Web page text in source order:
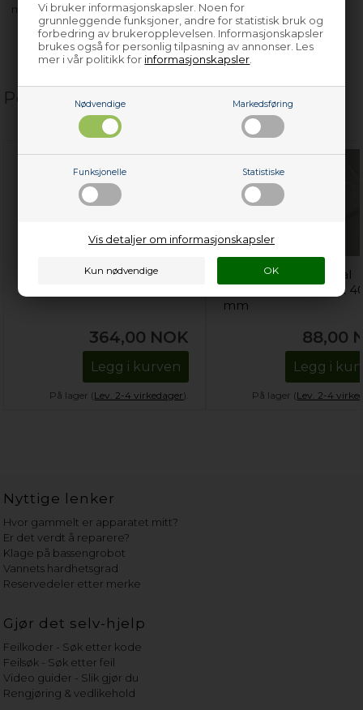
Vi bruker informasjonskapsler. Noen for
grunnleggende funksjoner, andre for statistisk bruk og
forbedring av brukeropplevelsen. Informasjonskapsler
brukes også for personlig tilpasning av annonser. Les
mer i vår politikk for informasjonskapsler
Nødvendige Markedsføring
Funksjonelle Statistiske
Vis detaljer om informasjonskapsler
med flere…
Populære relaterte produkter
Vaskemaskinrens,
364,00 NOK
Legg i kurven
På lager (Lev. 2-4 virkedager).
Vaskepose, Universal
vaskemaskin - 600 x
mm
88,00
Legg i
På lager (Lev. 2-4
Nyttige lenker
Hvor gammelt er apparatet mitt?
Er det verdt å reparere?
Klage på bassengrobot
Vannets hardhetsgrad
Reservedeler etter merke
Gjør det selv-hjelp
Feilkoder - Søk etter kode
Feilsøk - Søk etter feil
Video guider - Slik gjør du
Rengjøring & vedlikehold